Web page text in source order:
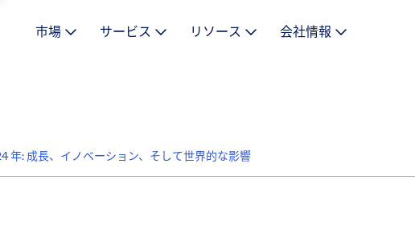
市場 サービス リソース 会社情報
年: 成長、イノベーション、そして世界的な影響